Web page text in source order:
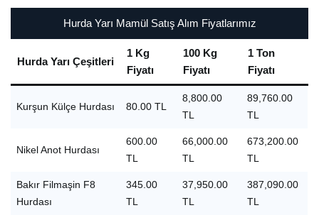
Hurda Yarı Mamül Satış Alım Fiyatlarımız
Hurda Yarı Çeşitleri
1 Kg
Fiyatı
100 Kg
Fiyatı
1 Ton
Fiyatı
Kurşun Külçe Hurdası 80.00 TL
8,800.00
TL
89,760.00
TL
Nikel Anot Hurdası
600.00
TL
66,000.00
TL
673,200.00
TL
Bakır Filmaşin F8
Hurdası
345.00
TL
37,950.00
TL
387,090.00
TL